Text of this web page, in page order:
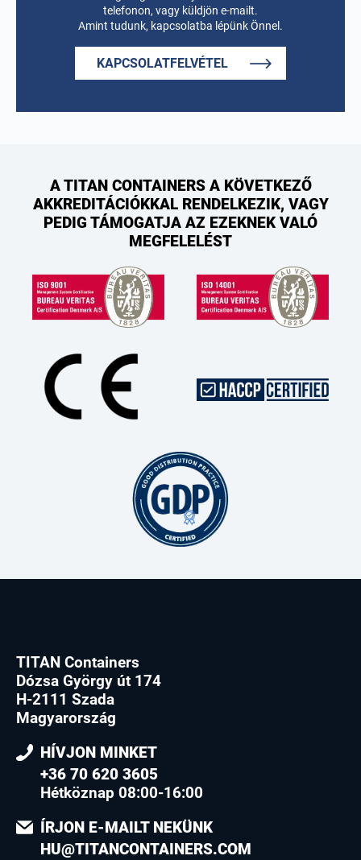
telefonon, vagy küldjön e-mailt.
Amint tudunk, kapcsolatba lépünk Önnel.
KAPCSOLATFELVÉTEL
A TITAN CONTAINERS A KÖVETKEZŐ
AKKREDITÁCIÓKKAL RENDELKEZIK, VAGY
PEDIG TÁMOGATJA AZ EZEKNEK VALÓ
MEGFELELÉST
TITAN Containers
Dózsa György út 174
H-2111 Szada
Magyarország
HÍVJON MINKET
+36 70 620 3605
Hétköznap 08:00-16:00
ÍRJON E-MAILT NEKÜNK
HU@TITANCONTAINERS.COM